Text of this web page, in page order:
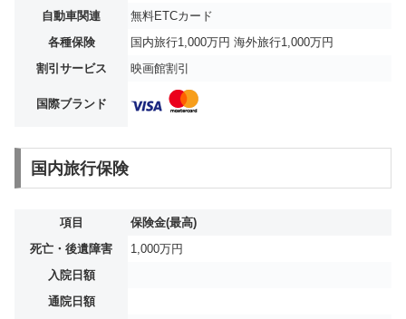
自動車関連
無料ETCカード
各種保険
国内旅行1,000万円 海外旅行1,000万円
割引サービス
映画館割引
国際ブランド
国内旅行保険
項目
保険金(最高)
死亡・後遺障害
1,000万円
入院日額
通院日額